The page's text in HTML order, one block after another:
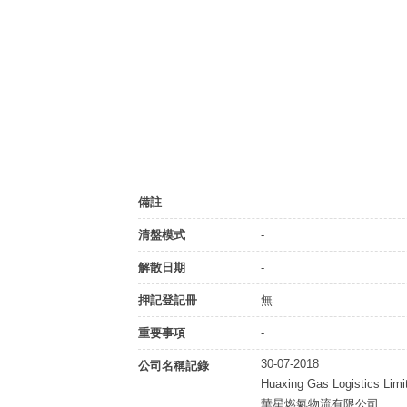
備註
清盤模式 -
解散日期 -
押記登記冊 無
重要事項 -
公司名稱記錄
30-07-2018
Huaxing Gas Logistics
華星燃氣物流有限公司